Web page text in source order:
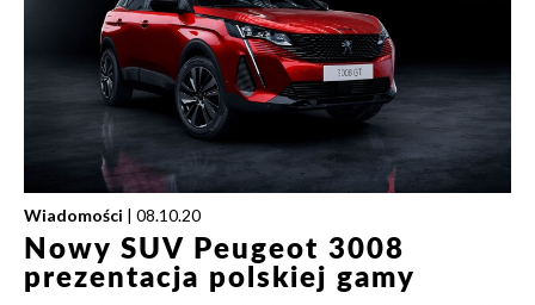
Wiadomości | 08.10.20
Nowy SUV Peugeot 3008
prezentacja polskiej gamy